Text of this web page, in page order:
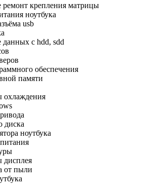
ремонт крепления матрицы
ноутбука
usb
данных с hdd, sdd
обеспечения
памяти
охлаждения
диска
ноутбука
дисплея
от пыли